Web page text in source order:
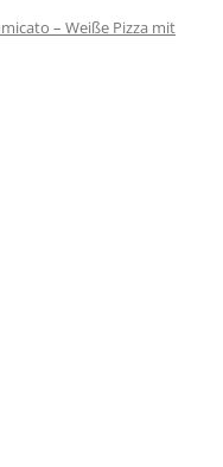
– Weiße Pizza mit